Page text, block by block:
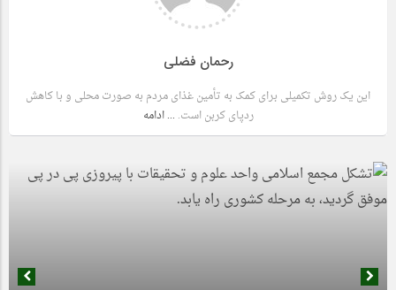
رحمان فضلی
این یک روش تکمیلی برای کمک به تأمین غذای مردم به صورت محلی و با کاهش
ردپای کربن است. ... ادامه